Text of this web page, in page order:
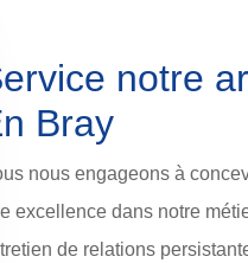
notre
Bray
nous engageons à
excellence dans notre
de relations